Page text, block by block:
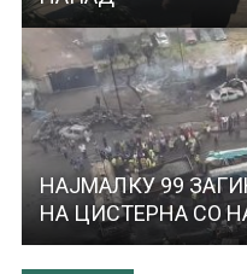
НАЈМАЛКУ 99
НА ЦИСТЕРНА СО